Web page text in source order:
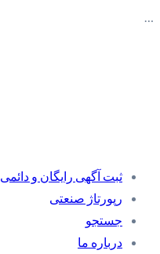
…
ثبت آگهی رایگان و دائمی
رپورتاژ صنعتی
جستجو
درباره ما